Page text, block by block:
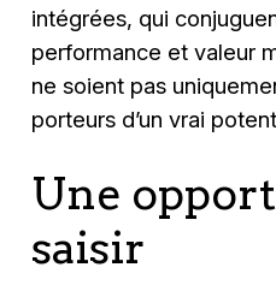
intégrées, qui
performance et valeur
ne soient pas
porteurs d’un vrai
Une
saisir